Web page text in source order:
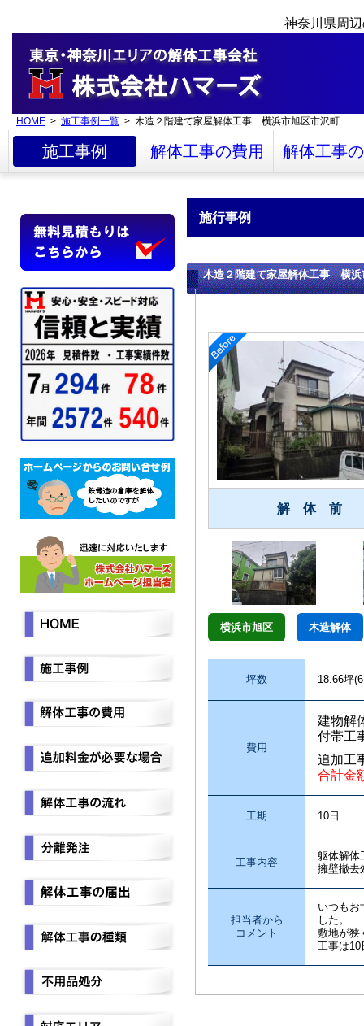
神奈川県周
HOME > 施工事例一覧 > 木造２階建て家屋解体工事 横浜市旭区市沢町
施工事例 解体工事の費用 解体工事
施行事例
木造２階建て家屋解体工事 横浜
解 体 前
横浜市旭区 木造解体
坪数 18.66坪
費用
建物解
付帯工
追加工
合計金
工期 10日
工事内容
躯体解
擁壁撤去
担当者から
コメント
いつもお
した。
敷地が狭
工事は10